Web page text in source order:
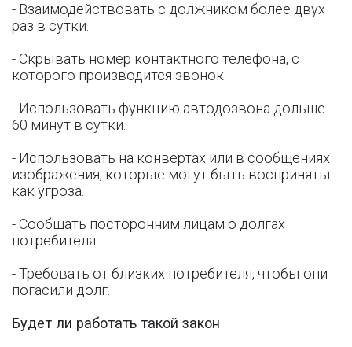
- Взаимодействовать с должником более двух
раз в сутки.
- Скрывать номер контактного телефона, с
которого производится звонок.
- Использовать функцию автодозвона дольше
60 минут в сутки.
- Использовать на конвертах или в сообщениях
изображения, которые могут быть восприняты
как угроза.
- Сообщать посторонним лицам о долгах
потребителя.
- Требовать от близких потребителя, чтобы они
погасили долг.
Будет ли работать такой закон